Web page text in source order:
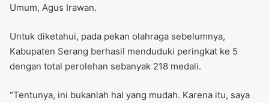
Umum, Agus Irawan.
Untuk diketahui, pada pekan olahraga sebelumnya,
Kabupaten Serang berhasil menduduki peringkat ke 5
dengan total perolehan sebanyak 218 medali.
“Tentunya, ini bukanlah hal yang mudah. Karena itu, saya